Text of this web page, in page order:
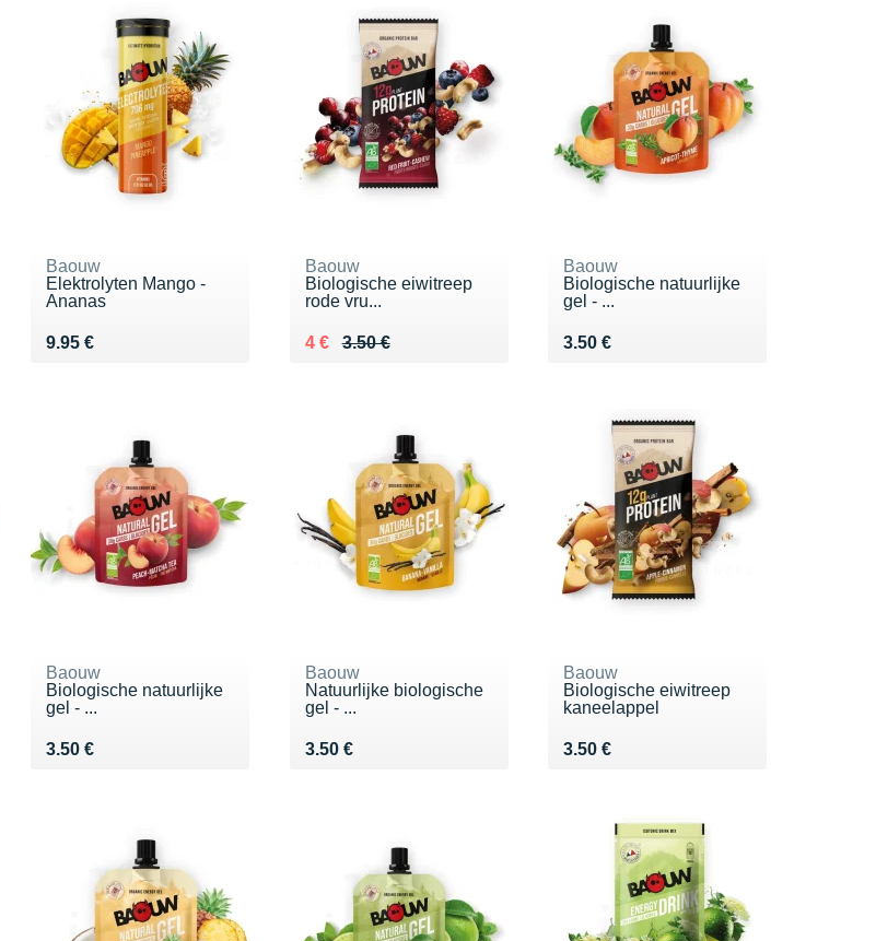
Baouw
Elektrolyten Mango -
Ananas
9.95 €
Vendu 9.95 €
Baouw
Biologische eiwitreep
rode vru...
3.50 €
Au lieu de 3.50 €
4 €
Vendu 4 €
Baouw
Biologische natuurlijke
gel - ...
3.50 €
Vendu 3.50 €
Baouw
Biologische natuurlijke
gel - ...
3.50 €
Vendu 3.50 €
Baouw
Natuurlijke biologische
gel - ...
3.50 €
Vendu 3.50 €
Baouw
Biologische eiwitreep
kaneelappel
3.50 €
Vendu 3.50 €